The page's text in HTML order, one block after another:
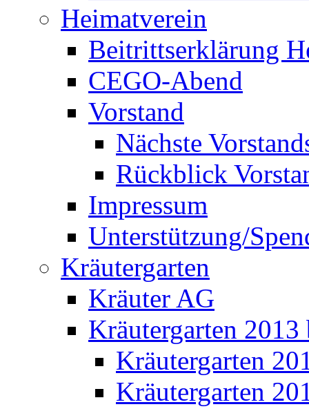
Heimatverein
Beitrittserklärung
CEGO-Abend
Vorstand
Nächste
Rückblick
Impressum
Unterstützung/
Kräutergarten
Kräuter AG
Kräutergarten 2013
Kräutergarten
Kräutergarten